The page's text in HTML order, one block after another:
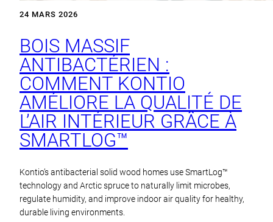
24 MARS 2026
BOIS MASSIF
ANTIBACTÉRIEN :
COMMENT KONTIO
AMÉLIORE LA QUALITÉ DE
L’AIR INTÉRIEUR GRÂCE À
SMARTLOG™
Kontio’s antibacterial solid wood homes use SmartLog™
technology and Arctic spruce to naturally limit microbes,
regulate humidity, and improve indoor air quality for healthy,
durable living environments.